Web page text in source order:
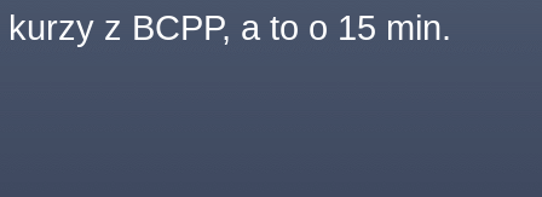
kurzy z BCPP, a to o 15 min.